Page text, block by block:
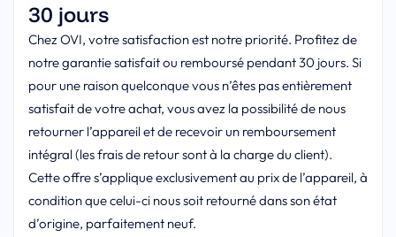
30 jours
Chez OVI, votre satisfaction est notre priorité. Profitez de
notre garantie satisfait ou remboursé pendant 30 jours. Si
pour une raison quelconque vous n’êtes pas entièrement
satisfait de votre achat, vous avez la possibilité de nous
retourner l’appareil et de recevoir un remboursement
intégral (les frais de retour sont à la charge du client).
Cette offre s’applique exclusivement au prix de l’appareil, à
condition que celui-ci nous soit retourné dans son état
d’origine, parfaitement neuf.